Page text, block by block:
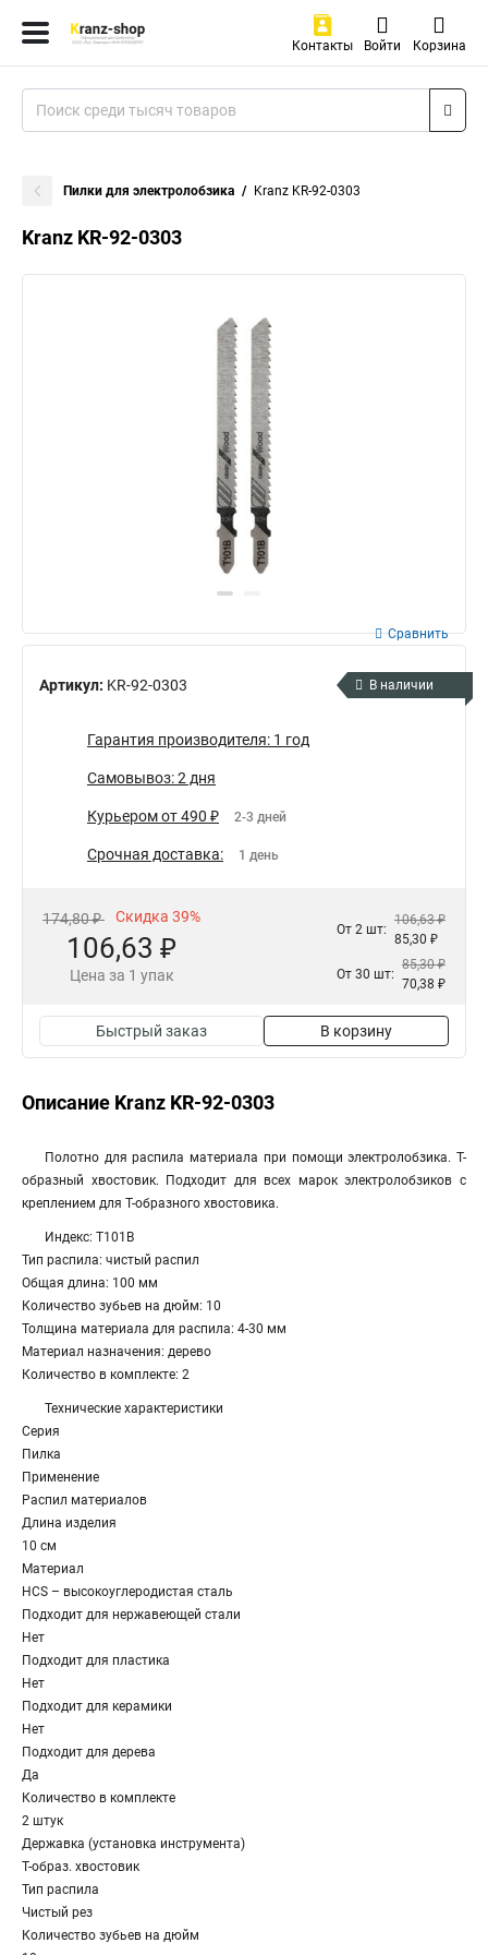
Контакты Войти Корзина
Пилки для электролобзика Kranz KR-92-0303
Kranz KR-92-0303
Артикул: KR-92-0303
Сравнить
В наличии
Гарантия производителя: 1 год
Самовывоз: 2 дня
Курьером от 490 ₽ 2-3 дней
Срочная доставка: 1 день
174,80 ₽ Скидка 39%
106,63 ₽
Цена за 1 упак
От 2 шт:
106,63 ₽
85,30 ₽
От 30 шт:
85,30 ₽
70,38 ₽
Быстрый заказ В корзину
Описание Kranz KR-92-0303
Полотно для распила материала при помощи электролобзика. Т-
образный хвостовик. Подходит для всех марок электролобзиков с
креплением для Т-образного хвостовика.
Индекс: T101B
Тип распила: чистый распил
Общая длина: 100 мм
Количество зубьев на дюйм: 10
Толщина материала для распила: 4-30 мм
Материал назначения: дерево
Количество в комплекте: 2
Технические характеристики
Серия
Пилка
Применение
Распил материалов
Длина изделия
10 см
Материал
HCS – высокоуглеродистая сталь
Подходит для нержавеющей стали
Нет
Подходит для пластика
Нет
Подходит для керамики
Нет
Подходит для дерева
Да
Количество в комплекте
2 штук
Державка (установка инструмента)
Т-образ. хвостовик
Тип распила
Чистый рез
Количество зубьев на дюйм